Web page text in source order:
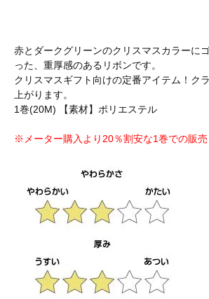
赤とダークグリーンのクリスマスカラーに
った、重厚感のあるリボンです。
クリスマスギフト向けの定番アイテム！ク
上がります。
1巻(20M) 【素材】ポリエステル
※メーター購入より20％割安な1巻での販売